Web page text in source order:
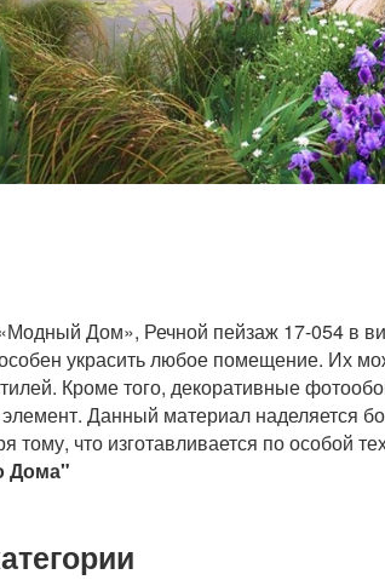
Дом», Речной пейзаж 17-054 в
украсить любое помещение. Их
Кроме того, декоративные
Данный материал наделяется
тому, что изготавливается по особой
Дома"